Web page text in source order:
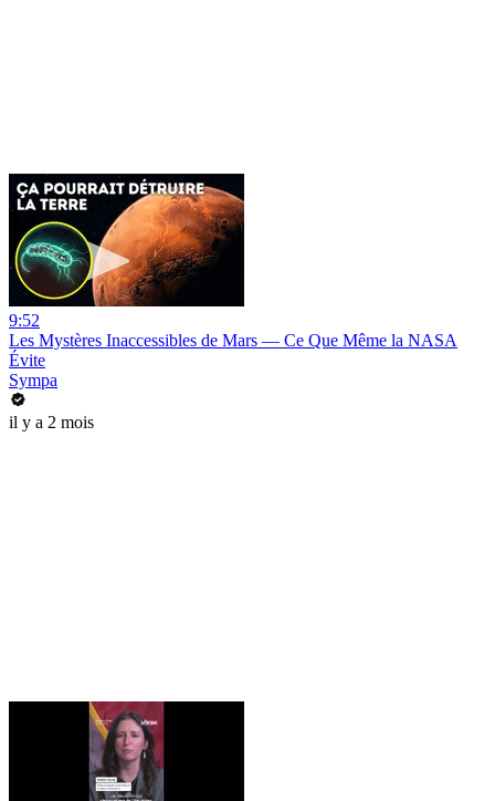
9:52
Les Mystères Inaccessibles de Mars — Ce Que Même la NASA
Évite
Sympa
il y a 2 mois